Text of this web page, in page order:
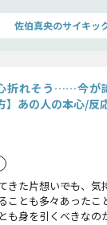
佐伯真央のサイキッ
折れそう……今が
】あの人の本心/反
きた片想い――でも、
ことも多々あったこ
も身を引くべきなの